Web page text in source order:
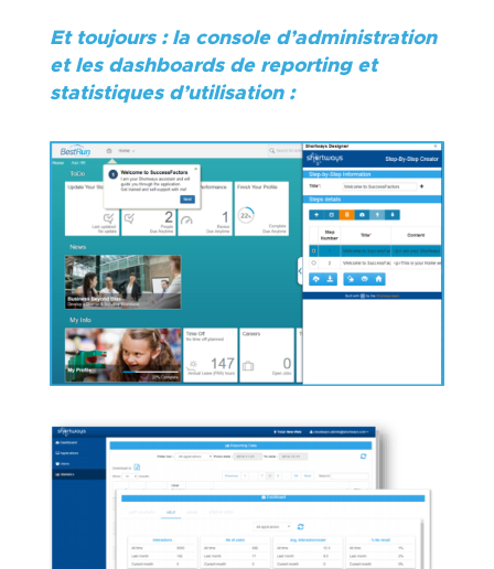
Et toujours : la console d’administration
et les dashboards de reporting et
statistiques d’utilisation :